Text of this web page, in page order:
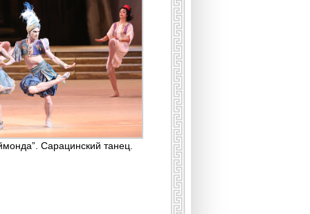
Сарацинский танец.